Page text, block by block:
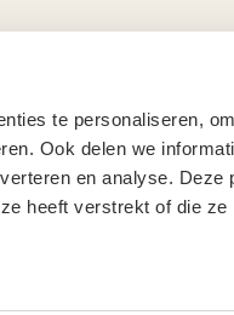
te personaliseren,
Ook delen we
en analyse. Deze
heeft verstrekt of die